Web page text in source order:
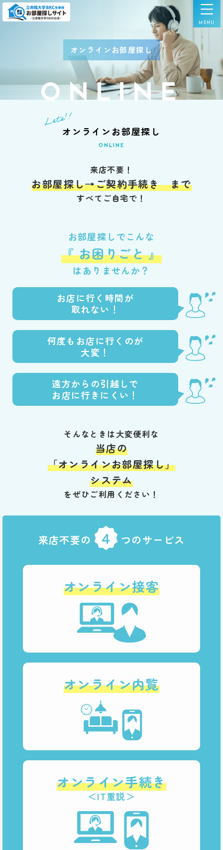
オンラインお部屋探し
ONLINE
Lets'!オンラインお部屋探し
ONLINE
来店不要！
お部屋探し→ご契約手続きまで
すべてご自宅で！
お部屋探しでこんな
『 お困りごと 』
はありませんか？
お店に行く時間が
取れない！
何度もお店に行くのが
大変！
遠方からの引越しで
お店に行きにくい！
そんなときは大変便利な
当店の
「オンラインお部屋探し」
システム
をぜひご利用ください！
来店不要の ４ つのサービス
オンライン接客
オンライン内覧
オンライン手続き
＜IT重説＞